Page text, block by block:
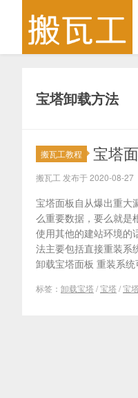
宝塔卸载方法
搬瓦工教程 宝塔
搬瓦工 发布于 2020-08-27
宝塔面板自从爆出重大
么重要数据，要么就是
使用其他的建站环境的
法主要包括直接重装系
卸载宝塔面板 重装系
标签： 卸载宝塔 /宝塔 /宝